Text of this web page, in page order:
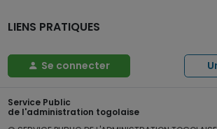
LIENS PRATIQUES
Se connecter
Service Public
de l'administration togolaise